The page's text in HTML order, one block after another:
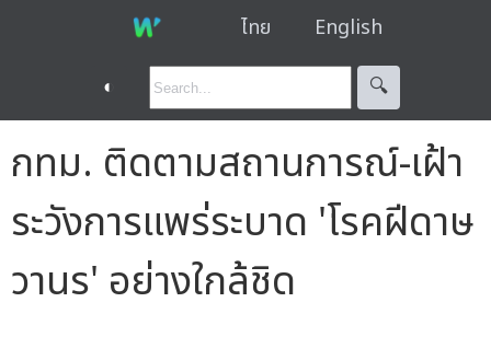
ไทย English
◐ 🔍︎
กทม. ติดตามสถานการณ์-เฝ้า
ระวังการแพร่ระบาด 'โรคฝีดาษ
วานร' อย่างใกล้ชิด